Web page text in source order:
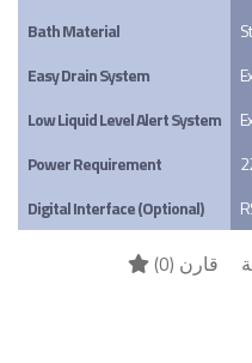
Bath Material
Easy Drain System
Low Liquid Level Alert System
Power Requirement
Digital Interface (Optional)
قارن (0
)